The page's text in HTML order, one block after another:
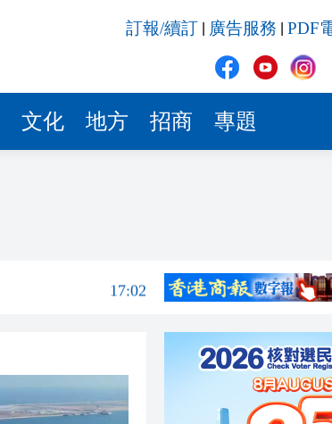
訂報/續訂 廣告服務 PDF
文化 地方 招商 專題
17:00
16:55
17:02
16:55